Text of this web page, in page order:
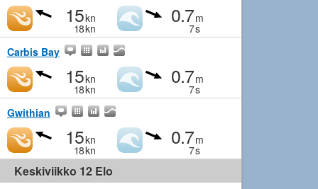
15kn
18kn
0.7m
7s
Carbis Bay
15kn
18kn
0.7m
7s
Gwithian
15kn
18kn
0.7m
7s
Keskiviikko 12 Elo